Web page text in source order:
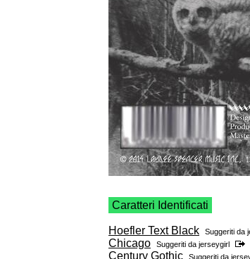
Caratteri Identificati
Hoefler Text Black Suggeriti da
Chicago Suggeriti da jerseygirl
Century Gothic Suggeriti da